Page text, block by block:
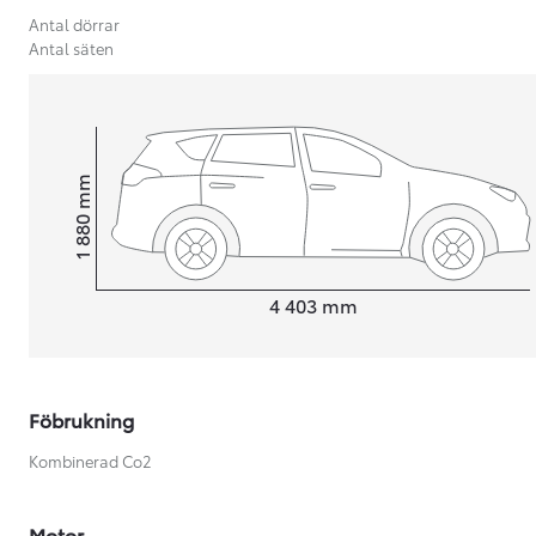
Antal dörrar
Antal säten
4 403 mm
Height1 880
mm
Föbrukning
Kombinerad Co2